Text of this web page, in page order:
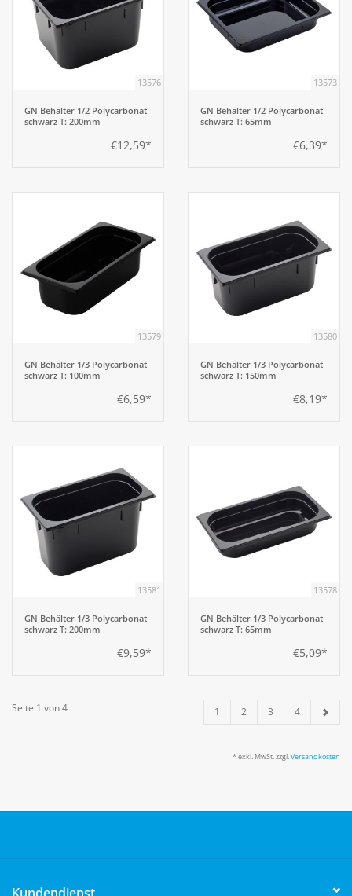
13576
GN Behälter 1/2 Polycarbonat
schwarz T: 200mm
€12,59*
13573
GN Behälter 1/2 Polycarbonat
schwarz T: 65mm
€6,39*
13579
GN Behälter 1/3 Polycarbonat
schwarz T: 100mm
€6,59*
13580
GN Behälter 1/3 Polycarbonat
schwarz T: 150mm
€8,19*
13581
GN Behälter 1/3 Polycarbonat
schwarz T: 200mm
€9,59*
13578
GN Behälter 1/3 Polycarbonat
schwarz T: 65mm
€5,09*
Seite 1 von 4 1 2 3 4
* exkl. MwSt. zzgl.Versandkosten